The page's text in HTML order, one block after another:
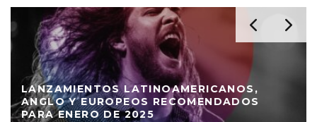
LANZAMIENTOS LATINOAMERICANOS,
ANGLO Y EUROPEOS RECOMENDADOS
PARA ENERO DE 2025